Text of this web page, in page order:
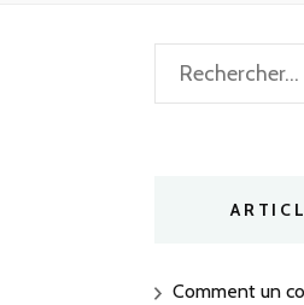
Rechercher :
Comment un